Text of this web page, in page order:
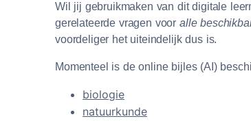
Wil jij gebruikmaken van dit digitale
gerelateerde vragen voor alle
voordeliger het uiteindelijk dus is.
Momenteel is de online bijles (AI)
biologie
natuurkunde